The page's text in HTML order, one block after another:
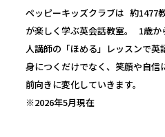
ペッピーキッズクラブは 約1477
が楽しく学ぶ英会話教室。 1歳
人講師の「ほめる」レッスンで
身につくだけでなく、笑顔や自
前向きに変化していきます。
※2026年5月現在